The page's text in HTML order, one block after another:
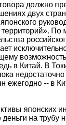
должно
двух
в Китай. В
ежегодно -- в
японских
на